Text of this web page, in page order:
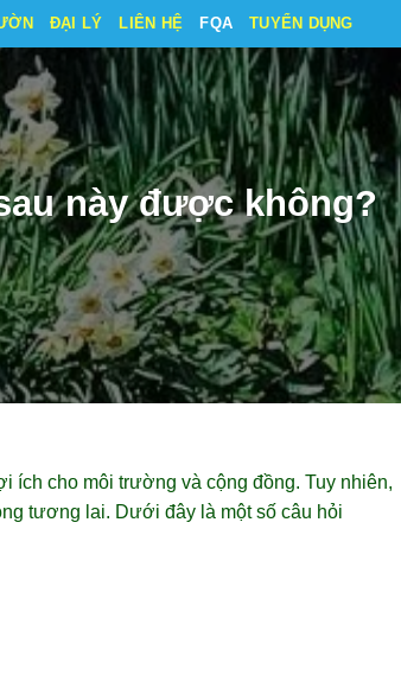
ĐẠI LÝ LIÊN HỆ FQA TUYỂN DỤNG
này được không?
ích cho môi trường và cộng đồng. Tuy nhiên,
tương lai. Dưới đây là một số câu hỏi